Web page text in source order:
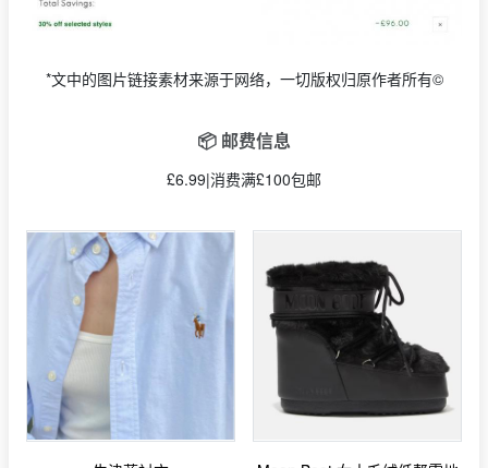
*文中的图片链接素材来源于网络，一切版权归原作者所有©
📦 邮费信息
£6.99|消费满£100包邮